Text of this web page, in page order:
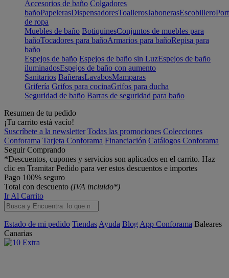
Accesorios de baño Colgadores
bañoPapelerasDispensadoresToallerosJabonerasEscobillero
de ropa
Muebles de baño BotiquinesConjuntos de muebles para
bañoTocadores para bañoArmarios para bañoRepisa para
baño
Espejos de baño Espejos de baño sin LuzEspejos de baño
iluminadosEspejos de baño con aumento
Sanitarios BañerasLavabosMamparas
Grifería Grifos para cocinaGrifos para ducha
Seguridad de baño Barras de seguridad para baño
Resumen de tu pedido
¡Tu carrito está vacío!
Suscríbete a la newsletter Todas las promociones Colecciones
Conforama Tarjeta Conforama Financiación Catálogos Conforama
Seguir Comprando
*Descuentos, cupones y servicios son aplicados en el carrito. Haz
clic en Tramitar Pedido para ver estos descuentos e importes
Pago 100% seguro
Total con descuento (IVA incluido*)
Ir Al Carrito
Estado de mi pedido Tiendas Ayuda Blog App Conforama Baleares
Canarias